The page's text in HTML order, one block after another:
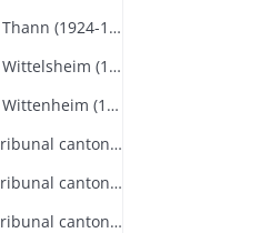
45AL2 Fonds du commissariat de police de Thann (1924-1940)
47AL2 Fonds du commissariat de police de Wittelsheim (1928-1940)
48AL2 Fonds du commissariat de police de Wittenheim (1931-1940)
49AL2 Fonds du tribunal de bailliage puis tribunal cantonal d'Altkirch (1918-1940)
50AL2 Fonds du tribunal de bailliage puis tribunal cantonal de Cernay (1918-1940)
51AL2 Fonds du tribunal de bailliage puis tribunal cantonal de Colmar de 1918 à 1940